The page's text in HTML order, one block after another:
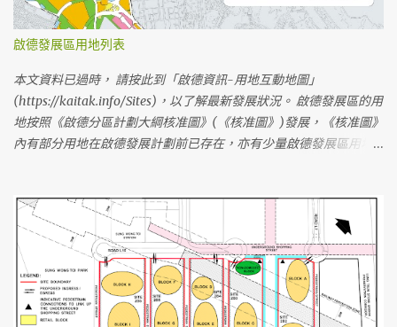
未落成，港鐵及其他持分者已建造臨時行人通道予乘客使用(已於
2019年6月全段開放使用)。 啟德站車站小冊子的地圖 啟德站臨時行
人接駁通道及緊急車輛通道 (港鐵編製的工程平面圖) 啟德站臨時行
人接駁通道及緊急車輛通道 從 沐翠街 前往 A出口 - 鄰近物業/設
施： 啟晴邨、德朗邨、煥然壹居、晴朗商場、麗晶花園、聖公會聖
十架小學、保良局何壽南小學、文理書院(九龍) 啟德站A出口臨時行
人通道的走線(以黃色虛線標示) 臨時通道由沐翠街迴旋處起，沿煥
寰、嘉匯 從 高飛里北 前往 D出口 - 鄰近物業/設施： 龍譽、Oasis
Kai Tak 從 沐元街 前往 B出口 - 鄰近物業/設施： 工業貿易大樓、
Mikiki、譽港灣、景泰苑、采頤花園 將來啟德大道公園、啟德車站
廣場及其他設施落成後，前往啟德站的步行路線 從啟德大道公園附
近的住宅 前往啟德站A出口的步行路線 啟德大道公園內的有蓋行人
通道模擬圖 啟德車站廣場內的有蓋行人通道模擬圖 經 啟德大道公園
啟德發展區用地列表
本文資料已過時， 請按此到「啟德資訊-用地互動地圖」
(https://kaitak.info/Sites)，以了解最新發展狀況。 啟德發展區的用
地按照《啟德分區計劃大綱核准圖》(《核准圖》)發展，《核准圖》
內有部分用地在啟德發展計劃前已存在，亦有少量啟德發展區用地
途以顏色區分 《啟德分區計劃大綱核准圖》編號S/K22/6 《啟德分
區計劃大綱核准圖》編號S/K22/4 ，版本較舊，有部份用地規劃已變
更 由 S/K22/4 修訂至 S/K22/5 的變更 (附圖) 區內用地劃分成六個
區，以下是啟德發展區內大部分用地，並以編號排序： (由於政府沒
有公布整個分區的用地編號，因此不會列出本網誌不確定編號的用
地) （最後一次更新：2020-5-19） 第一區 1A1： 已入伙 — 啟晴邨